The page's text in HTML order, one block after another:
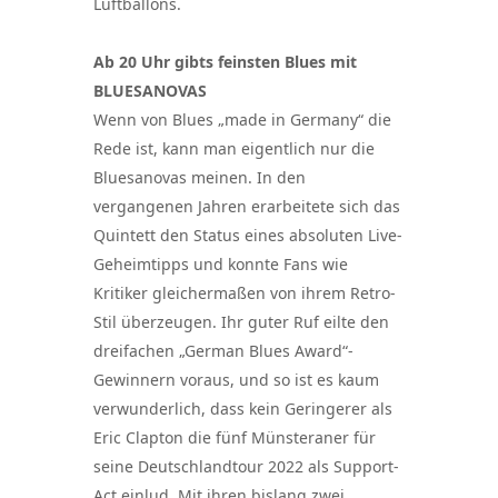
Luftballons.
Ab 20 Uhr gibts feinsten Blues mit
BLUESANOVAS
Wenn von Blues „made in Germany“ die
Rede ist, kann man eigentlich nur die
Bluesanovas meinen. In den
vergangenen Jahren erarbeitete sich das
Quintett den Status eines absoluten Live-
Geheimtipps und konnte Fans wie
Kritiker gleichermaßen von ihrem Retro-
Stil überzeugen. Ihr guter Ruf eilte den
dreifachen „German Blues Award“-
Gewinnern voraus, und so ist es kaum
verwunderlich, dass kein Geringerer als
Eric Clapton die fünf Münsteraner für
seine Deutschlandtour 2022 als Support-